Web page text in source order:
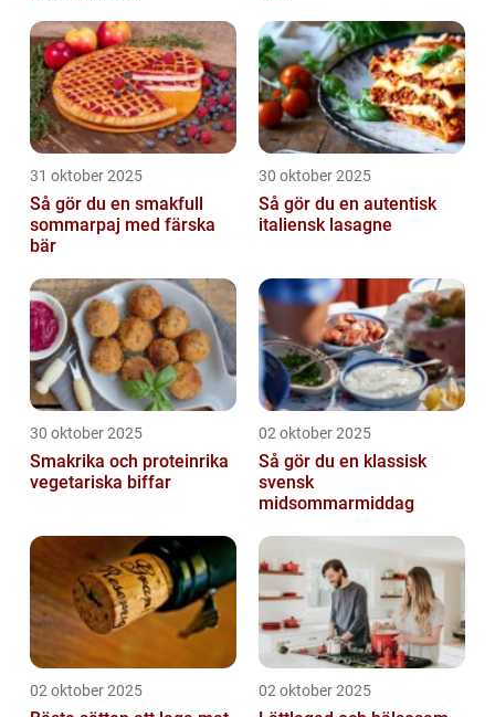
31 oktober 2025
Så gör du en smakfull
sommarpaj med färska
bär
30 oktober 2025
Så gör du en autentisk
italiensk lasagne
30 oktober 2025
Smakrika och proteinrika
vegetariska biffar
02 oktober 2025
Så gör du en klassisk
svensk
midsommarmiddag
02 oktober 2025 02 oktober 2025